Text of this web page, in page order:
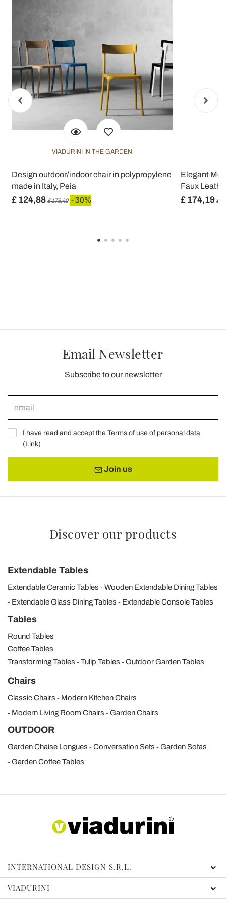
VIADURINI IN THE GARDEN
Design outdoor/indoor chair in polypropylene
made in Italy, Peia
£ 124,88 £ 178,40 - 30%
Elegant
Faux
£ 174,19 £
Email Newsletter
Subscribe to our newsletter
I have read and accept the Terms of use of personal data
(Link)
Join us
Discover our products
Extendable Tables
Extendable Ceramic Tables
Wooden Extendable Dining Tables
Extendable Glass Dining Tables
Extendable Console Tables
Tables
Round Tables
Coffee Tables
Transforming Tables
Tulip Tables Outdoor Garden Tables
Chairs
Classic Chairs
Modern Kitchen Chairs
Modern Living Room Chairs
Garden Chairs
OUTDOOR
Garden Chaise Longues Conversation Sets
Garden Sofas
Garden Coffee Tables
INTERNATIONAL DESIGN S.R.L.
VIADURINI